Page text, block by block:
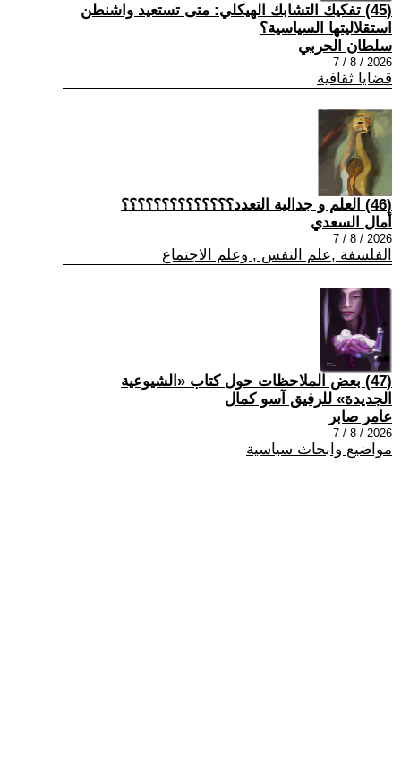
(45) تفكيك التشابك الهيكلي: متى تستعيد واشنطن
استقلاليتها السياسية؟
سلطان الحربي
2026 / 8 / 7
قضايا ثقافية
(46) العلم و جدالية التعدد؟؟؟؟؟؟؟؟؟؟؟؟؟؟
أمال السعدي
2026 / 8 / 7
الفلسفة ,علم النفس , وعلم الاجتماع
(47) بعض الملاحظات حول كتاب «الشيوعية
الجديدة» للرفيق آسو كمال
عامر صابر
2026 / 8 / 7
مواضيع وابحاث سياسية